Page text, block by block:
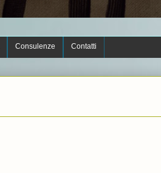
Consulenze Contatti